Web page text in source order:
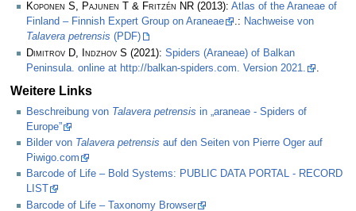
Koponen S, Pajunen T & Fritzén NR (2013): Atlas of the Araneae of
Finland – Finnish Expert Group on Araneae
.: Nachweise von
Talavera petrensis (PDF)
Dimitrov D, Indzhov S (2021): Spiders (Araneae) of Balkan
Peninsula. online at http://balkan-spiders.com. Version 2021.
Weitere Links
Beschreibung von Talavera petrensis in „araneae - Spiders of
Europe”
Bilder von Talavera petrensis auf den Seiten von Pierre Oger auf
Piwigo.com
Barcode of Life – Bold Systems: PUBLIC DATA PORTAL - RECORD
LIST
Barcode of Life – Taxonomy Browser